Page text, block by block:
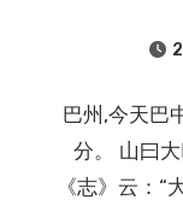
巴州,今天巴
分。 山曰
《志》云：“